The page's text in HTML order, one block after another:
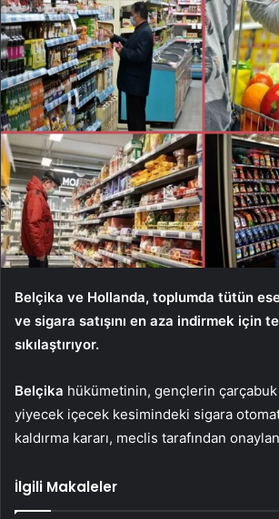
Belçika ve Hollanda, toplumda tütün
ve sigara satışını en aza indirmek için
sıkılaştırıyor.
Belçika hükümetinin, gençlerin
yiyecek içecek kesimindeki sigara
kaldırma kararı, meclis tarafından
İlgili Makaleler